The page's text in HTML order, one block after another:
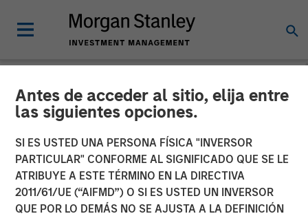
Antes de acceder al sitio, elija entre
las siguientes opciones.
SI ES USTED UNA PERSONA FÍSICA "INVERSOR
PARTICULAR" CONFORME AL SIGNIFICADO QUE SE LE
ATRIBUYE A ESTE TÉRMINO EN LA DIRECTIVA
2011/61/UE (“AIFMD”) O SI ES USTED UN INVERSOR
QUE POR LO DEMÁS NO SE AJUSTA A LA DEFINICIÓN
NEWSROOM
Vishal Khanduja on Inside
Active by Bloomberg
Intelligence